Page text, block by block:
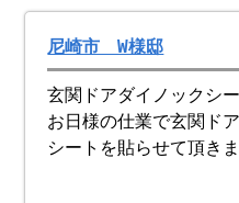
尼崎市 W様邸
玄関ドアダイノックシ
お日様の仕業で玄関ド
シートを貼らせて頂きま